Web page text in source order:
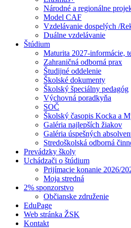
Národné a regionálne
Model CAF
Vzdelávanie dospelých /
Duálne vzdelávanie
Štúdium
Maturita 2027-informácie,
Zahraničná odborná prax
Študijné oddelenie
Školské dokumenty
Školský špeciálny pedagóg
Výchovná poradkyňa
SOČ
Školský časopis Kocka a
Galéria najlepších žiakov
Galéria úspešných
Stredoškolská odborná
Prevádzky školy
Uchádzači o štúdium
Prijímacie konanie 2026/
Moja stredná
2% sponzorstvo
Občianske združenie
EduPage
Web stránka ŽSK
Kontakt